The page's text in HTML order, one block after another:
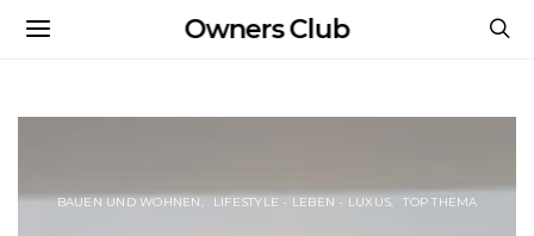
Owners Club
BAUEN UND WOHNEN LIFESTYLE - LEBEN - LUXUS TOP THEMA